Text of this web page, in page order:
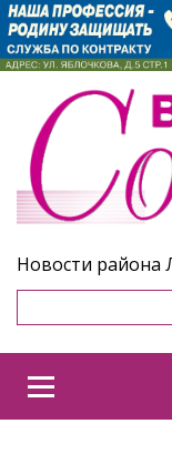
Новости района